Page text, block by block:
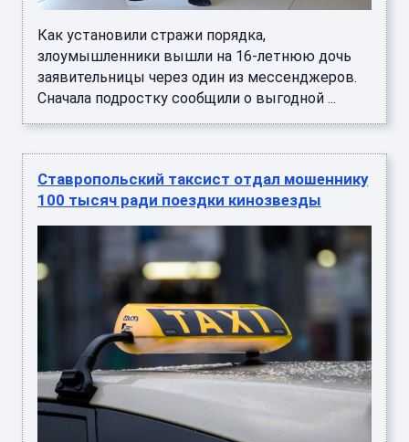
Как установили стражи порядка,
злоумышленники вышли на 16-летнюю дочь
заявительницы через один из мессенджеров.
Сначала подростку сообщили о выгодной ...
Ставропольский таксист отдал мошеннику
100 тысяч ради поездки кинозвезды